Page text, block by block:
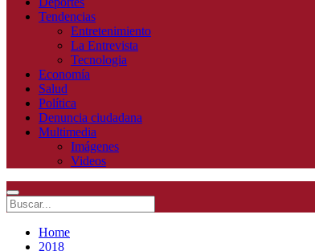
Tendencias
Entretenimiento
La Entrevista
Tecnologia
Economía
Salud
Política
Denuncia ciudadana
Multimedia
Imágenes
Videos
Home
2018